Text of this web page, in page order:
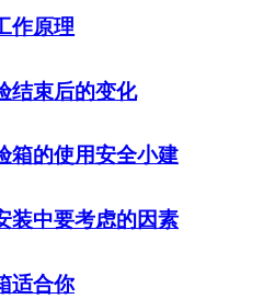
作原理
结束后的变化
箱的使用安全小建
装中要考虑的因素
适合你